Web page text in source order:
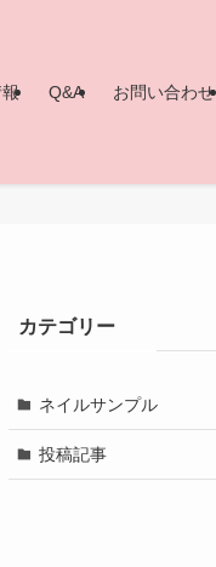
Q&A お問い合わせ
カテゴリー
ネイルサンプル
投稿記事